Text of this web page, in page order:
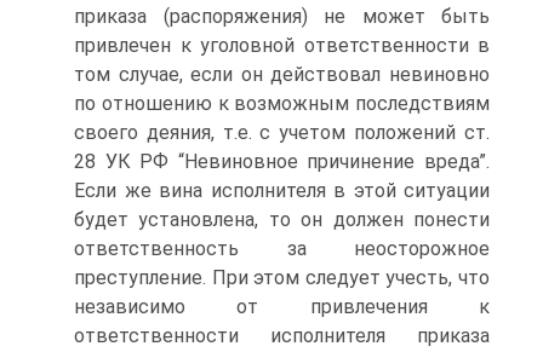
приказа (распоряжения) не может быть
привлечен к уголовной ответственности в
том случае, если он действовал невиновно
по отношению к возможным последствиям
своего деяния, т.е. с учетом положений ст.
28 УК РФ “Невиновное причинение вреда”.
Если же вина исполнителя в этой ситуации
будет установлена, то он должен понести
ответственность за неосторожное
преступление. При этом следует учесть, что
независимо от привлечения к
ответственности исполнителя приказа